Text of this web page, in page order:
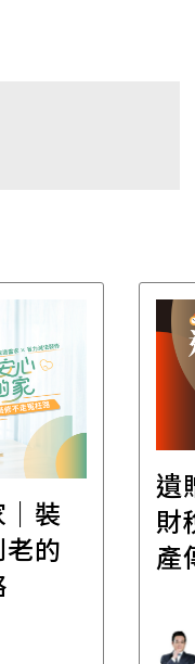
裝
的
遺
財
產